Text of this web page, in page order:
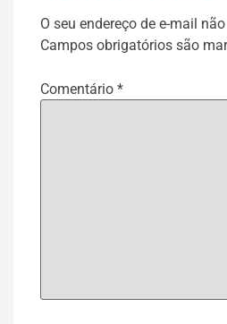
O seu endereço de e-mail
Campos obrigatórios são
Comentário *